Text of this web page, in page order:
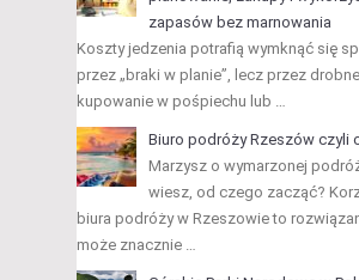
zapasów bez marnowania
Koszty jedzenia potrafią wymknąć się
przez „braki w planie”, lecz przez
kupowanie w pośpiechu lub …
Biuro podróży Rzeszów czyli
Marzysz o wymarzonej
wiesz, od czego zacząć?
biura podróży w Rzeszowie to
może znacznie …